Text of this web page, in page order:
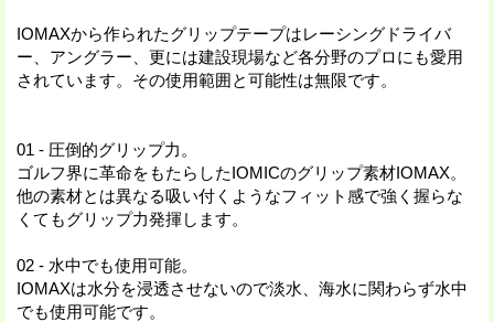
IOMAXから作られたグリップテープはレーシングドライバ
ー、アングラー、更には建設現場など各分野のプロにも愛用
されています。その使用範囲と可能性は無限です。
01 - 圧倒的グリップ力。
ゴルフ界に革命をもたらしたIOMICのグリップ素材IOMAX。
他の素材とは異なる吸い付くようなフィット感で強く握らな
くてもグリップ力発揮します。
02 - 水中でも使用可能。
IOMAXは水分を浸透させないので淡水、海水に関わらず水中
でも使用可能です。